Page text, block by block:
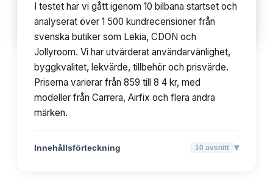
Innehållsförteckning 10avsnitt
I testet har vi gått igenom 10 bilbana startset och
analyserat över 1 500 kundrecensioner från
svenska butiker som Lekia, CDON och
Jollyroom. Vi har utvärderat användarvänlighet,
byggkvalitet, lekvärde, tillbehör och prisvärde.
Priserna varierar från 859 till 8 4 kr, med
modeller från Carrera, Airfix och flera andra
märken.
Innehållsförteckning 10 avsnitt ▾